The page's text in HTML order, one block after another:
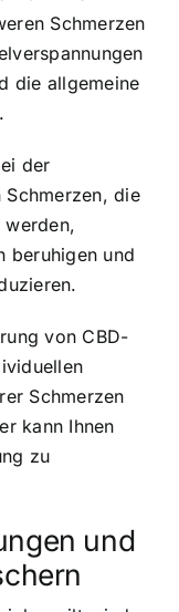
Schmerzen
die allgemeine
der
Schmerzen, die
werden,
beruhigen und
von CBD-
Schmerzen
kann Ihnen
zu
und